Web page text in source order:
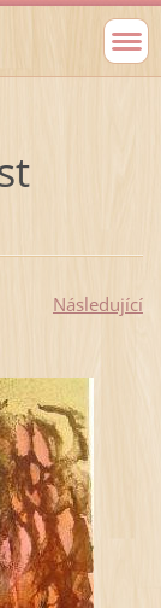
Následující